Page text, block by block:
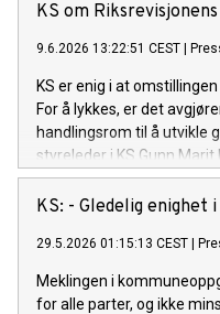
KS om
9.6.2026 13:22:51 CEST
KS er enig i at
For å lykkes, er det
handlingsrom til å utvikle
styreleder i KS Gunn Marit
KS: - Gledelig enighet
29.5.2026 01:15:13 CEST
Meklingen i
for alle parter, og ikke